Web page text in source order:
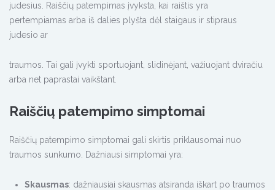
judesius. Raiščių patempimas įvyksta, kai raištis yra
pertempiamas arba iš dalies plyšta dėl staigaus ir stipraus
judesio ar
traumos. Tai gali įvykti sportuojant, slidinėjant, važiuojant dviračiu
arba net paprastai vaikštant.
Raiščių patempimo simptomai
Raiščių patempimo simptomai gali skirtis priklausomai nuo
traumos sunkumo. Dažniausi simptomai yra:
Skausmas: dažniausiai skausmas atsiranda iškart po traumos